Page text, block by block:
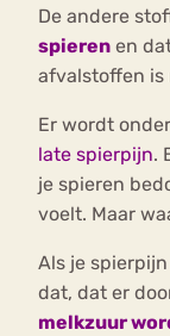
De andere
spieren en
afvalstoffen is
Er wordt
late spierpijn.
je spieren
voelt. Maar
Als je
dat, dat er
melkzuur